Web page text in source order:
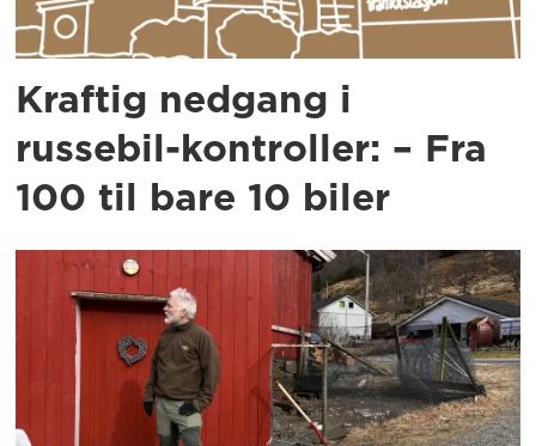
Kraftig nedgang i
russebil-kontroller: – Fra
100 til bare 10 biler